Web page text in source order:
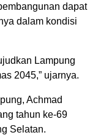
dapat
dalam kondisi
Lampung
2045,” ujarnya.
Achmad
tahun ke-69
Selatan.